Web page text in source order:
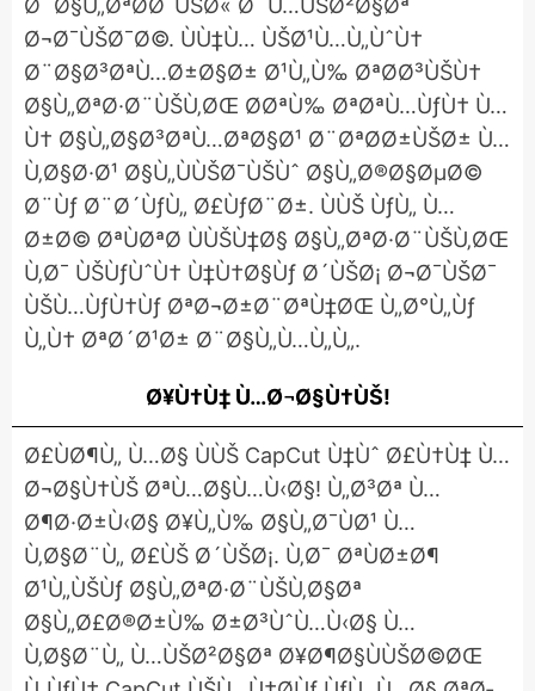
Ø¨Ø§Ù„ØªØ­Ø¯ÙŠØ« Ø¨Ù…ÙŠØ²Ø§Øª
Ø¬Ø¯ÙŠØ¯Ø©. ÙÙ‡Ù… ÙŠØ¹Ù…Ù„ÙˆÙ†
Ø¨Ø§Ø³ØªÙ…Ø±Ø§Ø± Ø¹Ù„Ù‰ ØªØ­Ø³ÙŠÙ†
Ø§Ù„ØªØ·Ø¨ÙŠÙ‚ØŒ Ø­ØªÙ‰ ØªØªÙ…ÙƒÙ† Ù…
Ù† Ø§Ù„Ø§Ø³ØªÙ…ØªØ§Ø¹ Ø¨ØªØ­Ø±ÙŠØ± Ù…
Ù‚Ø§Ø·Ø¹ Ø§Ù„ÙÙŠØ¯ÙŠÙˆ Ø§Ù„Ø®Ø§ØµØ©
Ø¨Ùƒ Ø¨Ø´ÙƒÙ„ Ø£ÙƒØ¨Ø±. ÙÙŠ ÙƒÙ„ Ù…
Ø±Ø© ØªÙØªØ­ ÙÙŠÙ‡Ø§ Ø§Ù„ØªØ·Ø¨ÙŠÙ‚ØŒ
Ù‚Ø¯ ÙŠÙƒÙˆÙ† Ù‡Ù†Ø§Ùƒ Ø´ÙŠØ¡ Ø¬Ø¯ÙŠØ¯
ÙŠÙ…ÙƒÙ†Ùƒ ØªØ¬Ø±Ø¨ØªÙ‡ØŒ Ù„Ø°Ù„Ùƒ
Ù„Ù† ØªØ´Ø¹Ø± Ø¨Ø§Ù„Ù…Ù„Ù„.
Ø¥Ù†Ù‡ Ù…Ø¬Ø§Ù†ÙŠ!
Ø£ÙØ¶Ù„ Ù…Ø§ ÙÙŠ CapCut Ù‡Ùˆ Ø£Ù†Ù‡ Ù…
Ø¬Ø§Ù†ÙŠ ØªÙ…Ø§Ù…Ù‹Ø§! Ù„Ø³Øª Ù…
Ø¶Ø·Ø±Ù‹Ø§ Ø¥Ù„Ù‰ Ø§Ù„Ø¯ÙØ¹ Ù…
Ù‚Ø§Ø¨Ù„ Ø£ÙŠ Ø´ÙŠØ¡. Ù‚Ø¯ ØªÙØ±Ø¶
Ø¹Ù„ÙŠÙƒ Ø§Ù„ØªØ·Ø¨ÙŠÙ‚Ø§Øª
Ø§Ù„Ø£Ø®Ø±Ù‰ Ø±Ø³ÙˆÙ…Ù‹Ø§ Ù…
Ù‚Ø§Ø¨Ù„ Ù…ÙŠØ²Ø§Øª Ø¥Ø¶Ø§ÙÙŠØ©ØŒ